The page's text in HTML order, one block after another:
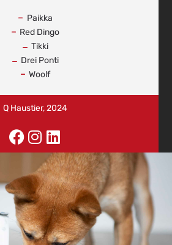
Paikka
Red Dingo
Tikki
Drei Ponti
Woolf
Q Haustier, 2024